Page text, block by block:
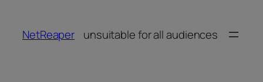
springen
NetReaper unsuitable for all audiences